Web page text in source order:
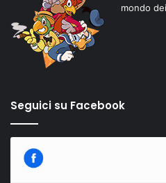
mondo
Seguici su Facebook